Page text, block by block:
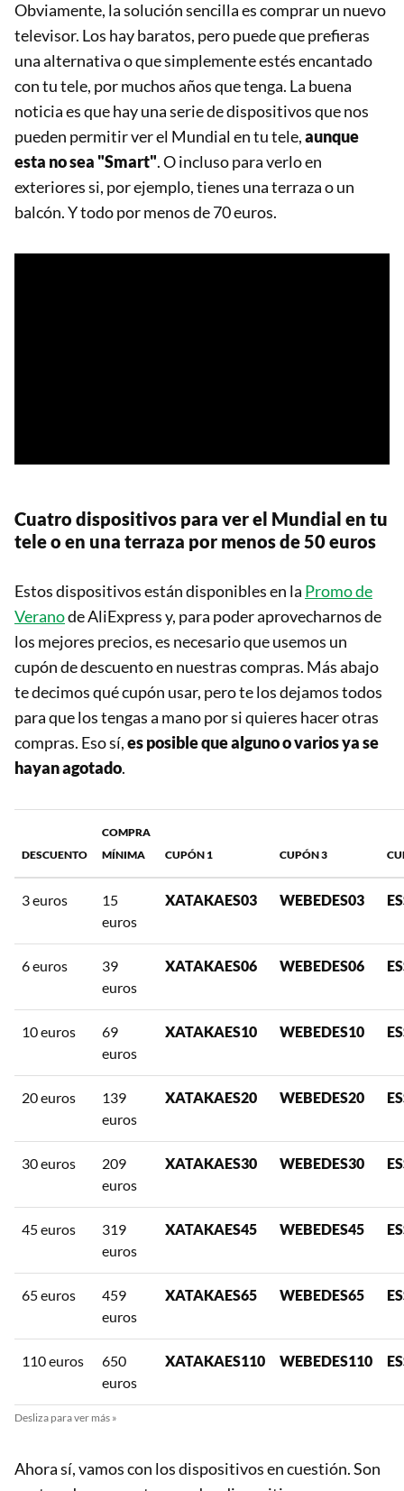
Obviamente, la solución sencilla es comprar un nuevo
televisor. Los hay baratos, pero puede que prefieras
una alternativa o que simplemente estés encantado
con tu tele, por muchos años que tenga. La buena
noticia es que hay una serie de dispositivos que nos
pueden permitir ver el Mundial en tu tele,aunque
esta no sea "Smart". O incluso para verlo en
exteriores si, por ejemplo, tienes una terraza o un
balcón. Y todo por menos de 70 euros.
Cuatro dispositivos para ver el Mundial en tu
tele o en una terraza por menos de 50 euros
Estos dispositivos están disponibles en la Promo de
Veranode AliExpress y, para poder aprovecharnos de
los mejores precios, es necesario que usemos un
cupón de descuento en nuestras compras. Más abajo
te decimos qué cupón usar, pero te los dejamos todos
para que los tengas a mano por si quieres hacer otras
compras. Eso sí,es posible que alguno o varios ya se
hayan agotado.
DESCUENTO
COMPRA
MÍNIMA
CUPÓN 1 CUPÓN 3
3 euros
15
euros
XATAKAES03 WEBEDES03
6 euros
39
euros
XATAKAES06 WEBEDES06
10 euros
69
euros
XATAKAES10 WEBEDES10
20 euros
139
euros
XATAKAES20 WEBEDES20
30 euros
209
euros
XATAKAES30 WEBEDES30
45 euros
319
euros
XATAKAES45 WEBEDES45
65 euros
459
euros
XATAKAES65 WEBEDES65
110 euros
650
euros
XATAKAES110 WEBEDES110
Ahora sí, vamos con los dispositivos en cuestión. Son